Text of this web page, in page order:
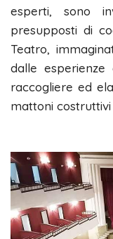
esperti, sono
presupposti di
Teatro,
dalle
raccogliere ed
mattoni